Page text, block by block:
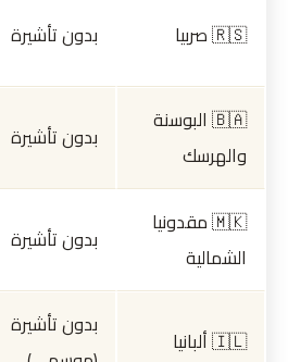
🇷🇸 صربيا بدون تأشيرة
🇧🇦 البوسنة
والهرسك
بدون تأشيرة
🇲🇰 مقدونيا
الشمالية
بدون تأشيرة
🇮🇱 ألبانيا
بدون تأشيرة